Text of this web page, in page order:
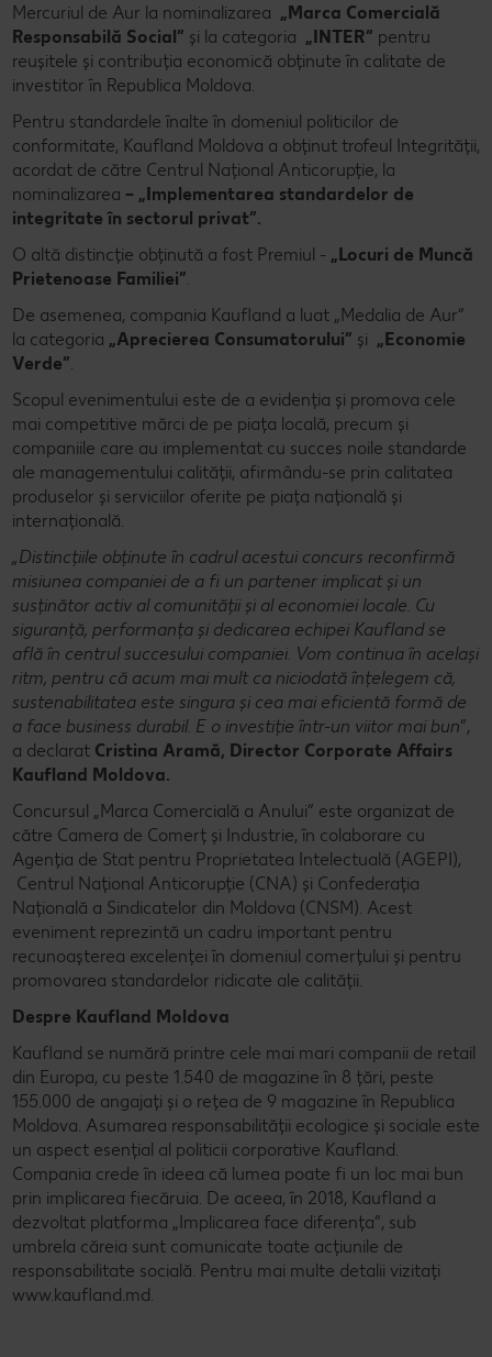
Mercuriul de Aur la nominalizarea „Marca Comercială
Responsabilă Social” și la categoria „INTER” pentru
reușitele și contribuția economică obținute în calitate de
investitor în Republica Moldova.
Pentru standardele înalte în domeniul politicilor de
conformitate, Kaufland Moldova a obținut trofeul Integrității,
acordat de către Centrul Național Anticorupție, la
nominalizarea – „Implementarea standardelor de
integritate în sectorul privat”.
O altă distincție obținută a fost Premiul - „Locuri de Muncă
Prietenoase Familiei”
De asemenea, compania Kaufland a luat „Medalia de Aur”
la categoria „Aprecierea Consumatorului” și „Economie
Verde”
Scopul evenimentului este de a evidenția și promova cele
mai competitive mărci de pe piața locală, precum și
companiile care au implementat cu succes noile standarde
ale managementului calității, afirmându-se prin calitatea
produselor și serviciilor oferite pe piața națională și
internațională.
„Distincțiile obținute în cadrul acestui concurs reconfirmă
misiunea companiei de a fi un partener implicat și un
susținător activ al comunității și al economiei locale. Cu
siguranță, performanța și dedicarea echipei Kaufland se
află în centrul succesului companiei. Vom continua în același
ritm, pentru că acum mai mult ca niciodată înțelegem că,
sustenabilitatea este singura și cea mai eficientă formă de
a face business durabil. E o investiție într-un viitor mai bun”,
a declarat Cristina Aramă, Director Corporate Affairs
Kaufland Moldova.
Concursul „Marca Comercială a Anului” este organizat de
către Camera de Comerț și Industrie, în colaborare cu
Agenția de Stat pentru Proprietatea Intelectuală (AGEPI),
Centrul Național Anticorupție (CNA) și Confederaţia
Naţională a Sindicatelor din Moldova (CNSM). Acest
eveniment reprezintă un cadru important pentru
recunoașterea excelenței în domeniul comerțului și pentru
promovarea standardelor ridicate ale calității.
Despre Kaufland Moldova
Kaufland se numără printre cele mai mari companii de retail
din Europa, cu peste 1.540 de magazine în 8 țări, peste
155.000 de angajați și o rețea de 9 magazine în Republica
Moldova. Asumarea responsabilității ecologice și sociale este
un aspect esențial al politicii corporative Kaufland.
Compania crede în ideea că lumea poate fi un loc mai bun
prin implicarea fiecăruia. De aceea, în 2018, Kaufland a
dezvoltat platforma „Implicarea face diferența”, sub
umbrela căreia sunt comunicate toate acțiunile de
responsabilitate socială. Pentru mai multe detalii vizitați
www.kaufland.md.